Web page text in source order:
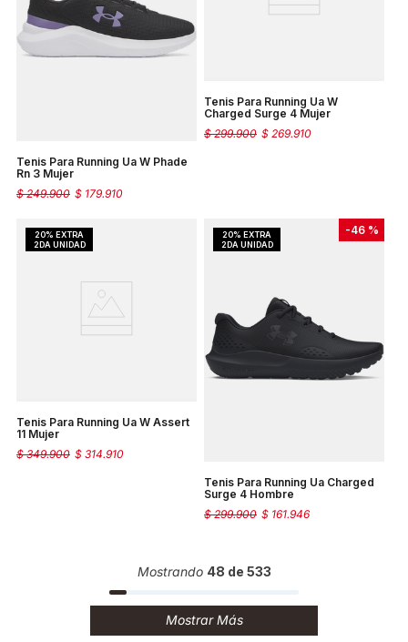
Tenis Para Running Ua W Phade
Rn 3 Mujer
$ 179.910
$ 249.900
Tenis Para Running Ua W
Charged Surge 4 Mujer
$ 269.910
$ 299.900
Tenis Para Running Ua W Assert
11 Mujer
$ 314.910
$ 349.900
-46 %
Tenis Para Running Ua Charged
Surge 4 Hombre
$ 161.946
$ 299.900
Mostrando 48 de 533
Mostrar Más